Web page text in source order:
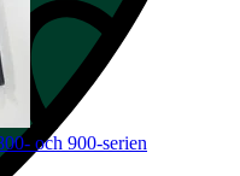
och 900-serien